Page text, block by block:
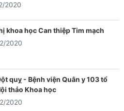
2020
khoa học Can thiệp Tim mạch
2020
quỵ - Bệnh viện Quân y 103 tổ
thảo Khoa học
2020